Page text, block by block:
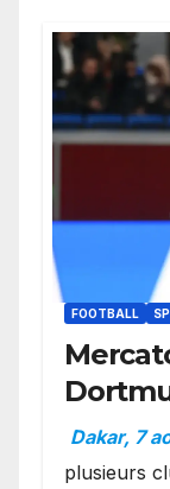
FOOTBALL
en
Dakar, 7
plusieurs